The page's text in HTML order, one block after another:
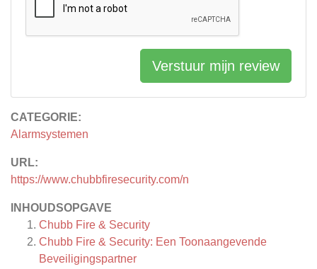
CATEGORIE:
Alarmsystemen
URL:
https://www.chubbfiresecurity.com/n
INHOUDSOPGAVE
Chubb Fire & Security
Chubb Fire & Security: Een Toonaangevende
Beveiligingspartner
Verstuur mijn review